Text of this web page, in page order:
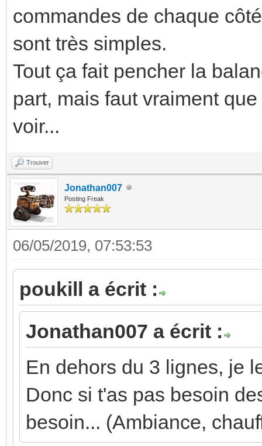
commandes de chaque
sont très simples.
Tout ça fait pencher la
part, mais faut vraiment
voir...
Trouver
Jonathan007
Posting Freak
06/05/2019, 07:53:53
poukill a écrit :
Jonathan007 a écrit :
En dehors du 3 lignes, je
Donc si t'as pas besoin
besoin... (Ambiance,